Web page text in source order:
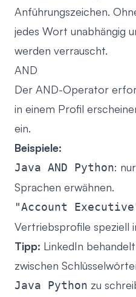
Anführungszeichen.
jedes Wort unabhängig
werden verrauscht.
AND
Der AND-Operator
in einem Profil
ein.
Beispiele:
Java AND Python:
Sprachen erwähnen.
"Account
Vertriebsprofile speziell
Tipp: LinkedIn
zwischen
Java Python zu